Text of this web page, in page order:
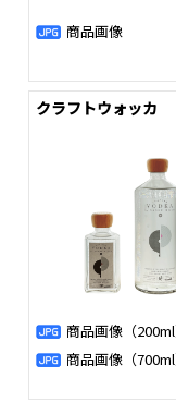
商品画像
クラフトウォッカ
商品画像（200ml
商品画像（700ml